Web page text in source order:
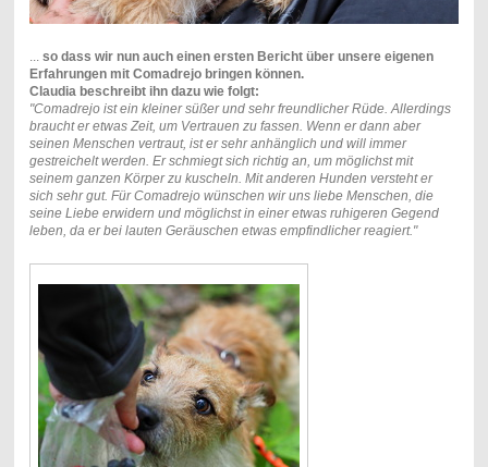
... so dass wir nun auch einen ersten Bericht über unsere eigenen
Erfahrungen mit Comadrejo bringen können.
Claudia beschreibt ihn dazu wie folgt:
"Comadrejo ist ein kleiner süßer und sehr freundlicher Rüde. Allerdings
braucht er etwas Zeit, um Vertrauen zu fassen. Wenn er dann aber
seinen Menschen vertraut, ist er sehr anhänglich und will immer
gestreichelt werden. Er schmiegt sich richtig an, um möglichst mit
seinem ganzen Körper zu kuscheln. Mit anderen Hunden versteht er
sich sehr gut. Für Comadrejo wünschen wir uns liebe Menschen, die
seine Liebe erwidern und möglichst in einer etwas ruhigeren Gegend
leben, da er bei lauten Geräuschen etwas empfindlicher reagiert."